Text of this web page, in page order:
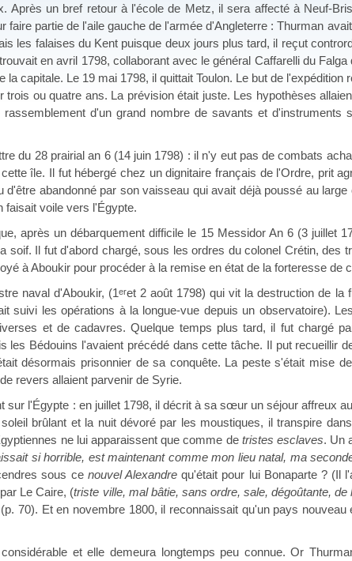
Après un bref retour à l'école de Metz, il sera affecté à Neuf-
faire partie de l'aile gauche de l'armée d'Angleterre : Thurman
les falaises du Kent puisque deux jours plus tard, il reçut
en avril 1798, collaborant avec le général Caffarelli du
capitale. Le 19 mai 1798, il quittait Toulon. Le but de l'expédition
ou quatre ans. La prévision était juste. Les hypothèses
d'un grand nombre de savants et d'instruments
du 28 prairial an 6 (14 juin 1798) : il n'y eut pas de combats
île. Il fut hébergé chez un dignitaire français de l'Ordre, prit
abandonné par son vaisseau qui avait déjà poussé au large
faisait voile vers l'Égypte.
après un débarquement difficile le 15 Messidor An 6 (3 juillet
soif. Il fut d'abord chargé, sous les ordres du colonel Crétin, des
à Aboukir pour procéder à la remise en état de la forteresse de
naval d'Aboukir, (1eret 2 août 1798) qui vit la destruction de la
suivi les opérations à la longue-vue depuis un observatoire).
et de cadavres. Quelque temps plus tard, il fut chargé
les Bédouins l'avaient précédé dans cette tâche. Il put recueillir
désormais prisonnier de sa conquête. La peste s'était mise
revers allaient parvenir de Syrie.
sur l'Égypte : en juillet 1798, il décrit à sa sœur un séjour affreux
brûlant et la nuit dévoré par les moustiques, il transpire
ne lui apparaissent que comme de tristes esclaves. Un
si horrible, est maintenant comme mon lieu natal, ma
sous ce nouvel Alexandre qu'était pour lui Bonaparte ? (Il
Le Caire, (triste ville, mal bâtie, sans ordre, sale, dégoûtante,
70). Et en novembre 1800, il reconnaissait qu'un pays nouveau
et elle demeura longtemps peu connue. Or